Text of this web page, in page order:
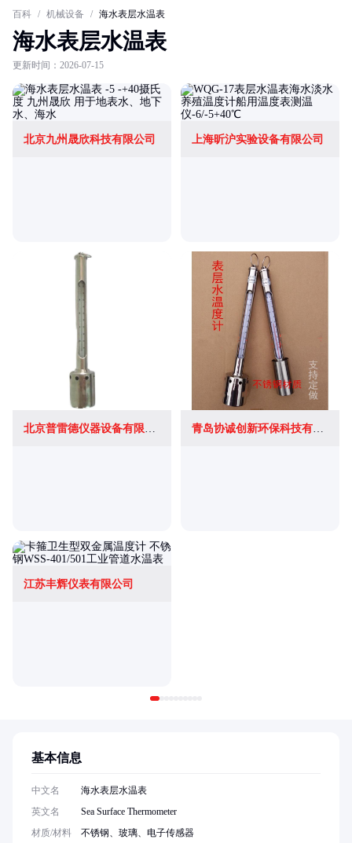
百科 / 机械设备 / 海水表层水温表
海水表层水温表
更新时间：2026-07-15
北京九州晟欣科技有限公司 上海昕沪实验设备有限公司
北京普雷德仪器设备有限公司 青岛协诚创新环保科技有限公司
江苏丰辉仪表有限公司
基本信息
中文名
海水表层水温表
英文名
Sea Surface Thermometer
材质/材料
不锈钢、玻璃、电子传感器